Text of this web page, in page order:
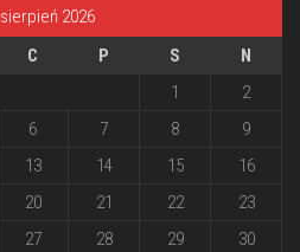
sierpień 2026
C P S
N
1
2
6 7 8
9
13 14 15
16
20 21 22
23
27 28 29
30